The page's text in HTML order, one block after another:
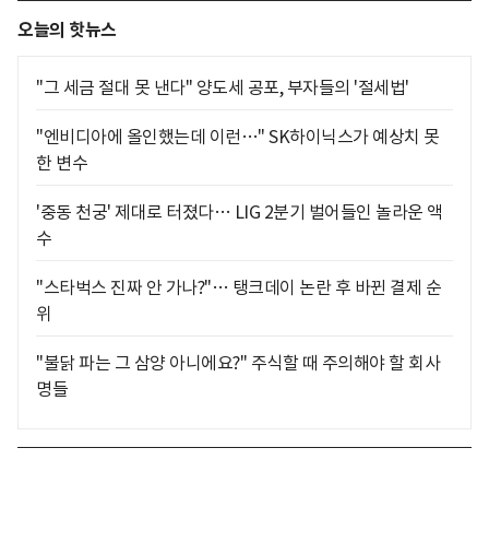
오늘의 핫뉴스
"그 세금 절대 못 낸다" 양도세 공포, 부자들의 '절세법'
"엔비디아에 올인했는데 이런…" SK하이닉스가 예상치 못
한 변수
'중동 천궁' 제대로 터졌다… LIG 2분기 벌어들인 놀라운 액
수
"스타벅스 진짜 안 가나?"… 탱크데이 논란 후 바뀐 결제 순
위
"불닭 파는 그 삼양 아니에요?" 주식할 때 주의해야 할 회사
명들